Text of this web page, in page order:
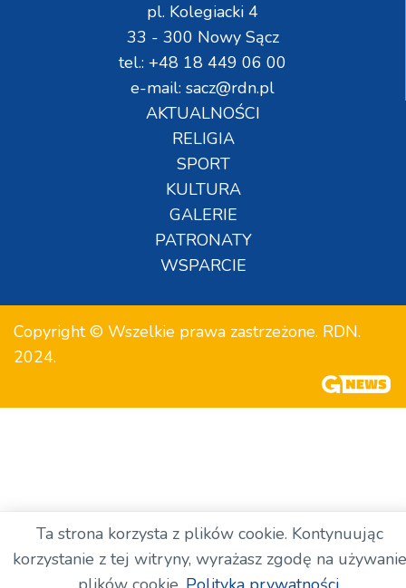
pl. Kolegiacki 4
33 - 300 Nowy Sącz
tel.: +48 18 449 06 00
e-mail: sacz@rdn.pl
AKTUALNOŚCI
RELIGIA
SPORT
KULTURA
GALERIE
PATRONATY
WSPARCIE
Copyright © Wszelkie prawa zastrzeżone. RDN.
2024.
Ta strona korzysta z plików cookie. Kontynuując
korzystanie z tej witryny, wyrażasz zgodę na używanie